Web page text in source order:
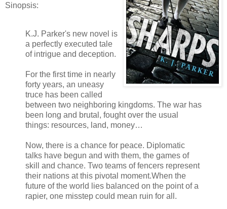
Sinopsis:
K.J. Parker's new novel is
a perfectly executed tale
of intrigue and deception.
For the first time in nearly
forty years, an uneasy
truce has been called
between two neighboring kingdoms. The war has
been long and brutal, fought over the usual
things: resources, land, money…
Now, there is a chance for peace. Diplomatic
talks have begun and with them, the games of
skill and chance. Two teams of fencers represent
their nations at this pivotal moment.When the
future of the world lies balanced on the point of a
rapier, one misstep could mean ruin for all.